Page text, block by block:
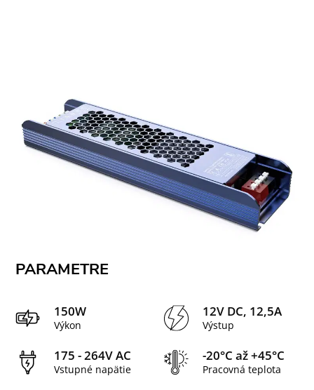
PARAMETRE
150W
Výkon
12V DC, 12,5A
Výstup
175 - 264V AC
Vstupné napätie
-20°C až +45°C
Pracovná teplota